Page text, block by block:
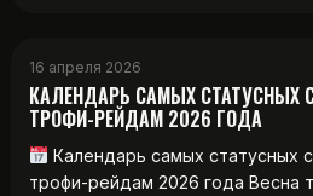
16 апреля 2026
КАЛЕНДАРЬ САМЫХ СТАТУСНЫХ
ТРОФИ-РЕЙДАМ 2026 ГОДА
Календарь самых статусных
трофи-рейдам 2026 года Весна